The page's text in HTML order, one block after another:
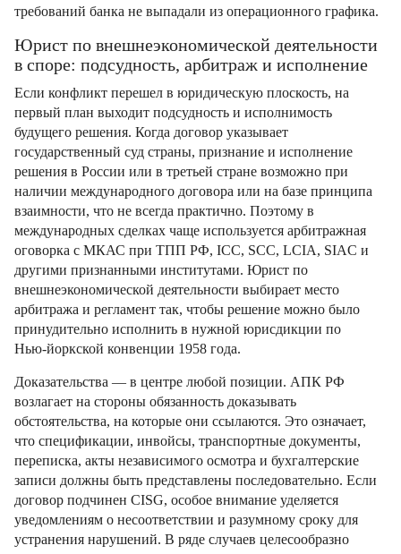
требований банка не выпадали из операционного графика.
Юрист по внешнеэкономической деятельности
в споре: подсудность, арбитраж и исполнение
Если конфликт перешел в юридическую плоскость, на
первый план выходит подсудность и исполнимость
будущего решения. Когда договор указывает
государственный суд страны, признание и исполнение
решения в России или в третьей стране возможно при
наличии международного договора или на базе принципа
взаимности, что не всегда практично. Поэтому в
международных сделках чаще используется арбитражная
оговорка с МКАС при ТПП РФ, ICC, SCC, LCIA, SIAC и
другими признанными институтами. Юрист по
внешнеэкономической деятельности выбирает место
арбитража и регламент так, чтобы решение можно было
принудительно исполнить в нужной юрисдикции по
Нью‑йоркской конвенции 1958 года.
Доказательства — в центре любой позиции. АПК РФ
возлагает на стороны обязанность доказывать
обстоятельства, на которые они ссылаются. Это означает,
что спецификации, инвойсы, транспортные документы,
переписка, акты независимого осмотра и бухгалтерские
записи должны быть представлены последовательно. Если
договор подчинен CISG, особое внимание уделяется
уведомлениям о несоответствии и разумному сроку для
устранения нарушений. В ряде случаев целесообразно